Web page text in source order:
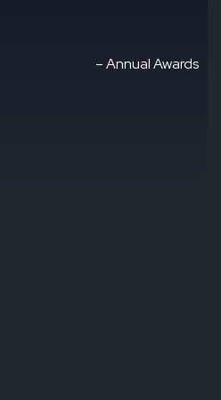
– Annual Awards